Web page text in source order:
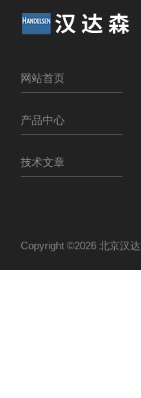
网站首页
产品中心
技术文章
Copyright ©2026 北京汉